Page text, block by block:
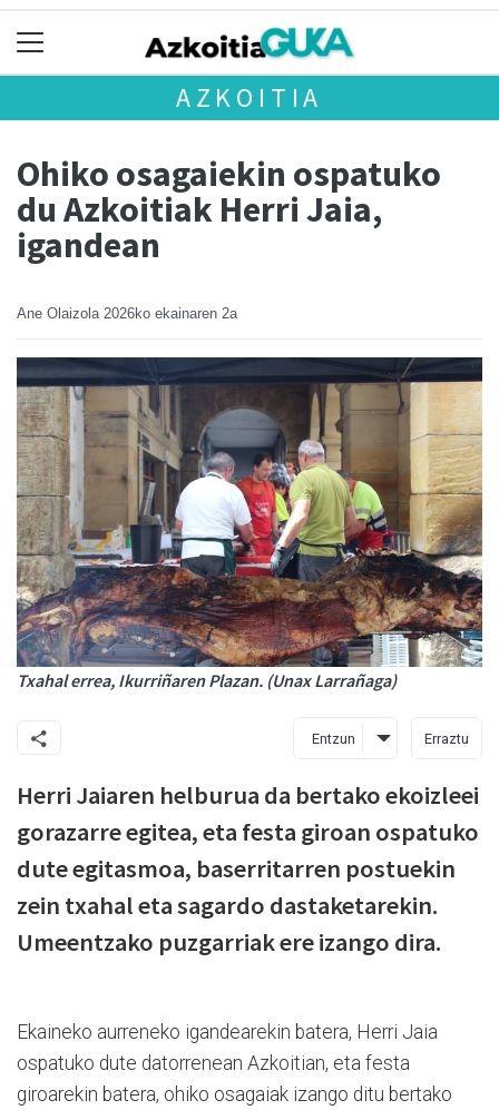
AZKOITIA
Ohiko osagaiekin ospatuko
du Azkoitiak Herri Jaia,
igandean
Ane Olaizola 2026ko ekainaren 2a
Txahal errea, Ikurriñaren Plazan. (Unax Larrañaga)
Entzun Erraztu
Herri Jaiaren helburua da bertako ekoizleei
gorazarre egitea, eta festa giroan ospatuko
dute egitasmoa, baserritarren postuekin
zein txahal eta sagardo dastaketarekin.
Umeentzako puzgarriak ere izango dira.
Ekaineko aurreneko igandearekin batera, Herri Jaia
ospatuko dute datorrenean Azkoitian, eta festa
giroarekin batera, ohiko osagaiak izango ditu bertako